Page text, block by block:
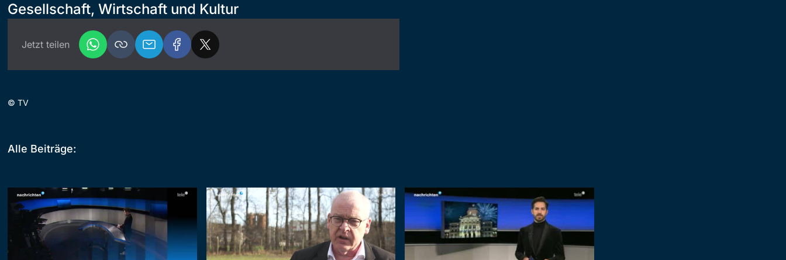
Gesellschaft, Wirtschaft und Kultur
Jetzt teilen
© TV
Alle Beiträge: